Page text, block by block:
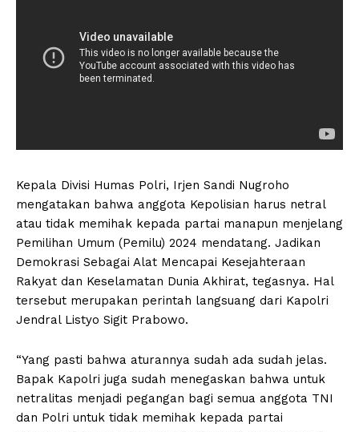
Kepala Divisi Humas Polri, Irjen Sandi Nugroho
mengatakan bahwa anggota Kepolisian harus netral
atau tidak memihak kepada partai manapun menjelang
Pemilihan Umum (Pemilu) 2024 mendatang. Jadikan
Demokrasi Sebagai Alat Mencapai Kesejahteraan
Rakyat dan Keselamatan Dunia Akhirat, tegasnya. Hal
tersebut merupakan perintah langsuang dari Kapolri
Jendral Listyo Sigit Prabowo.
“Yang pasti bahwa aturannya sudah ada sudah jelas.
Bapak Kapolri juga sudah menegaskan bahwa untuk
netralitas menjadi pegangan bagi semua anggota TNI
dan Polri untuk tidak memihak kepada partai